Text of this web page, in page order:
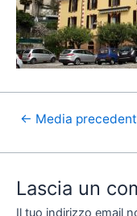
← Media
Lascia un
Il tuo indirizzo email